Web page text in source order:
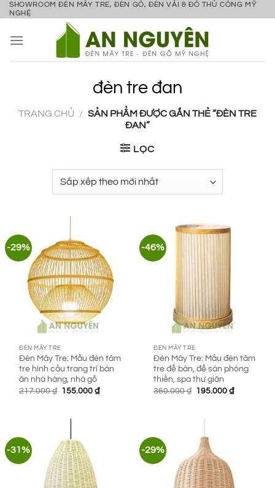
Bỏ
nội
SHOWROOM ĐÈN MÂY TRE, ĐÈN GỖ, ĐÈN VẢI & ĐỒ THỦ CÔNG MỸ
NGHỆ
đèn tre đan
TRANG CHỦ / SẢN PHẨM ĐƯỢC GẮN THẺ “ĐÈN TRE
ĐAN”
LỌC
-29%
ĐÈN MÂY TRE
Đèn Mây Tre: Mẫu đèn tăm
tre hình cầu trang trí bàn
ăn nhà hàng, nhà gỗ
217.000₫ Giá
155.000₫Giá
-46%
ĐÈN MÂY TRE
Đèn Mây Tre: Mẫu đèn tăm
tre để bàn, để sàn phòng
thiền, spa thư giãn
360.000₫ Giá
195.000₫Giá
-31% -29%